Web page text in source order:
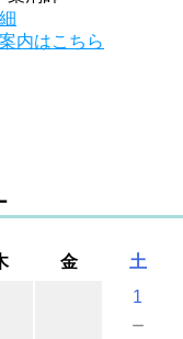
内はこちら
金
土
1
－